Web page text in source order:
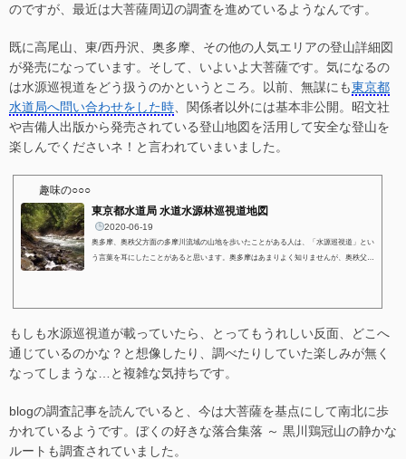
のですが、最近は大菩薩周辺の調査を進めているようなんです。
既に高尾山、東/西丹沢、奥多摩、その他の人気エリアの登山詳細図
が発売になっています。そして、いよいよ大菩薩です。気になるの
は水源巡視道をどう扱うのかというところ。以前、無謀にも東京都
水道局へ問い合わせをした時 、関係者以外には基本非公開。昭文社
や吉備人出版から発売されている登山地図を活用して安全な登山を
楽しんでくださいネ！と言われていまいました。
趣味の○○○
東京都水道局 水道水源林巡視道地図
2020-06-19
奥多摩、奥秩父方面の多摩川流域の山地を歩いたことがある人は、「水源巡視道」とい
う言葉を耳にしたことがあると思います。奥多摩はあまりよく知りませんが、奥秩父
※ ちょうど隠れて見えない側に、水...
もしも水源巡視道が載っていたら、とってもうれしい反面、どこへ
通じているのかな？と想像したり、調べたりしていた楽しみが無く
なってしまうな…と複雑な気持ちです。
blogの調査記事を読んでいると、今は大菩薩を基点にして南北に歩
かれているようです。ぼくの好きな落合集落 ～ 黒川鶏冠山の静かな
ルートも調査されていました。